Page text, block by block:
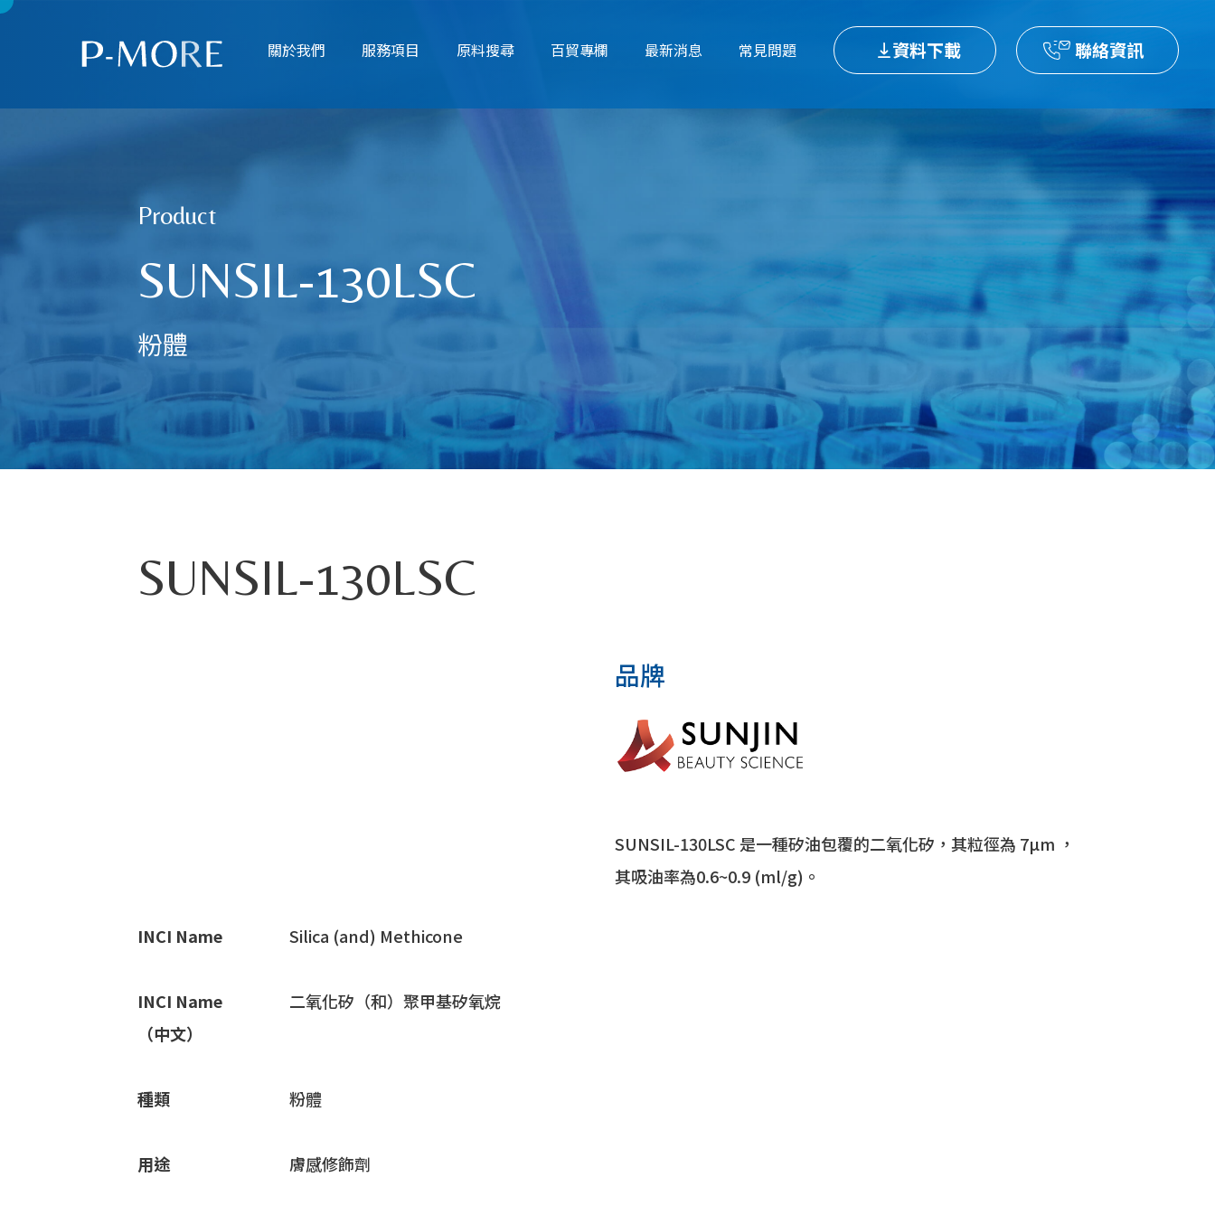
關於我們 服務項目 原料搜尋 百貿專欄 最新消息 常見問題 資料下載 聯絡資訊
Product
SUNSIL-130LSC
粉體
SUNSIL-130LSC
品牌
SUNSIL-130LSC 是一種矽油包覆的二氧化矽，其粒徑為 7µm ，
其吸油率為0.6~0.9 (ml/g)。
INCI Name Silica (and) Methicone
INCI Name
（中文）
二氧化矽（和）聚甲基矽氧烷
種類 粉體
用途 膚感修飾劑